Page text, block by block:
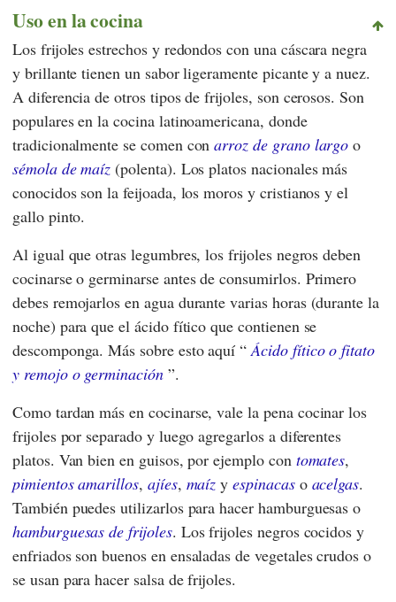
Uso en la cocina
Los frijoles estrechos y redondos con una cáscara negra
y brillante tienen un sabor ligeramente picante y a nuez.
A diferencia de otros tipos de frijoles, son cerosos. Son
populares en la cocina latinoamericana, donde
tradicionalmente se comen conarroz de grano largo o
sémola de maíz (polenta). Los platos nacionales más
conocidos son la feijoada, los moros y cristianos y el
gallo pinto.
Al igual que otras legumbres, los frijoles negros deben
cocinarse o germinarse antes de consumirlos. Primero
debes remojarlos en agua durante varias horas (durante la
noche) para que el ácido fítico que contienen se
descomponga. Más sobre esto aquí “Ácido fítico o fitato
y remojo o germinación”.
Como tardan más en cocinarse, vale la pena cocinar los
frijoles por separado y luego agregarlos a diferentes
platos. Van bien en guisos, por ejemplo con tomates,
pimientos amarillos, ajíes, maíz yespinacaso acelgas.
También puedes utilizarlos para hacer hamburguesas o
hamburguesas de frijoles. Los frijoles negros cocidos y
enfriados son buenos en ensaladas de vegetales crudos o
se usan para hacer salsa de frijoles.